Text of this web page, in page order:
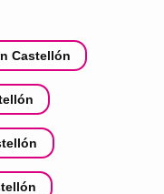
Castellón